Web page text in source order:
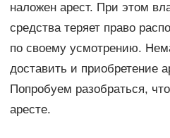
наложен арест. При этом
средства теряет право
по своему усмотрению.
доставить и приобретение
Попробуем разобраться,
аресте.